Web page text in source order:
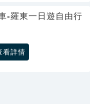
-羅東一日遊自由行
看詳情